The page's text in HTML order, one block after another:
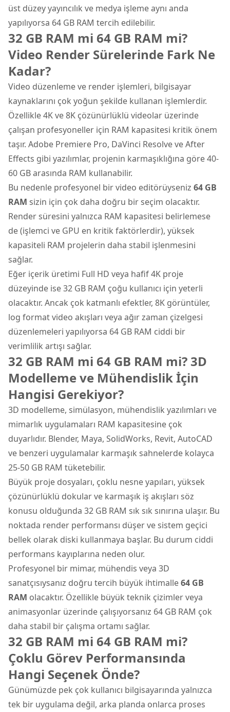
üst düzey yayıncılık ve medya işleme aynı anda
yapılıyorsa 64 GB RAM tercih edilebilir.
32 GB RAM mi 64 GB RAM mi?
Video Render Sürelerinde Fark Ne
Kadar?
Video düzenleme ve render işlemleri, bilgisayar
kaynaklarını çok yoğun şekilde kullanan işlemlerdir.
Özellikle 4K ve 8K çözünürlüklü videolar üzerinde
çalışan profesyoneller için RAM kapasitesi kritik önem
taşır. Adobe Premiere Pro, DaVinci Resolve ve After
Effects gibi yazılımlar, projenin karmaşıklığına göre 40-
60 GB arasında RAM kullanabilir.
Bu nedenle profesyonel bir video editörüyseniz 64 GB
RAM sizin için çok daha doğru bir seçim olacaktır.
Render süresini yalnızca RAM kapasitesi belirlemese
de (işlemci ve GPU en kritik faktörlerdir), yüksek
kapasiteli RAM projelerin daha stabil işlenmesini
sağlar.
Eğer içerik üretimi Full HD veya hafif 4K proje
düzeyinde ise 32 GB RAM çoğu kullanıcı için yeterli
olacaktır. Ancak çok katmanlı efektler, 8K görüntüler,
log format video akışları veya ağır zaman çizelgesi
düzenlemeleri yapılıyorsa 64 GB RAM ciddi bir
verimlilik artışı sağlar.
32 GB RAM mi 64 GB RAM mi? 3D
Modelleme ve Mühendislik İçin
Hangisi Gerekiyor?
3D modelleme, simülasyon, mühendislik yazılımları ve
mimarlık uygulamaları RAM kapasitesine çok
duyarlıdır. Blender, Maya, SolidWorks, Revit, AutoCAD
ve benzeri uygulamalar karmaşık sahnelerde kolayca
25-50 GB RAM tüketebilir.
Büyük proje dosyaları, çoklu nesne yapıları, yüksek
çözünürlüklü dokular ve karmaşık iş akışları söz
konusu olduğunda 32 GB RAM sık sık sınırına ulaşır. Bu
noktada render performansı düşer ve sistem geçici
bellek olarak diski kullanmaya başlar. Bu durum ciddi
performans kayıplarına neden olur.
Profesyonel bir mimar, mühendis veya 3D
sanatçısıysanız doğru tercih büyük ihtimalle64 GB
RAM olacaktır. Özellikle büyük teknik çizimler veya
animasyonlar üzerinde çalışıyorsanız 64 GB RAM çok
daha stabil bir çalışma ortamı sağlar.
32 GB RAM mi 64 GB RAM mi?
Çoklu Görev Performansında
Hangi Seçenek Önde?
Günümüzde pek çok kullanıcı bilgisayarında yalnızca
tek bir uygulama değil, arka planda onlarca proses